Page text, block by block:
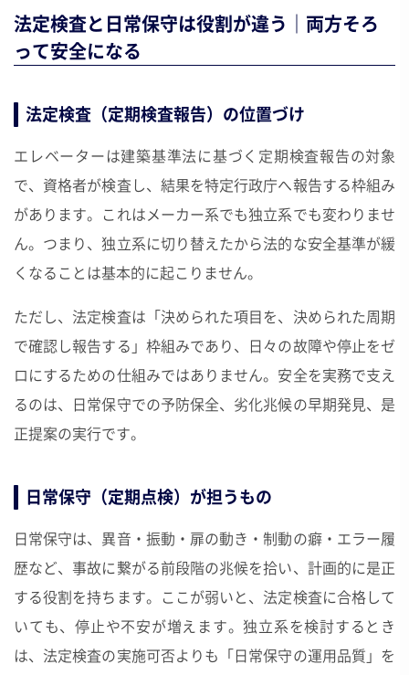
法定検査と日常保守は役割が違う｜両方そろ
って安全になる
法定検査（定期検査報告）の位置づけ
エレベーターは建築基準法に基づく定期検査報告の対象
で、資格者が検査し、結果を特定行政庁へ報告する枠組み
があります。これはメーカー系でも独立系でも変わりませ
ん。つまり、独立系に切り替えたから法的な安全基準が緩
くなることは基本的に起こりません。
ただし、法定検査は「決められた項目を、決められた周期
で確認し報告する」枠組みであり、日々の故障や停止をゼ
ロにするための仕組みではありません。安全を実務で支え
るのは、日常保守での予防保全、劣化兆候の早期発見、是
正提案の実行です。
日常保守（定期点検）が担うもの
日常保守は、異音・振動・扉の動き・制動の癖・エラー履
歴など、事故に繋がる前段階の兆候を拾い、計画的に是正
する役割を持ちます。ここが弱いと、法定検査に合格して
いても、停止や不安が増えます。独立系を検討するとき
は、法定検査の実施可否よりも「日常保守の運用品質」を